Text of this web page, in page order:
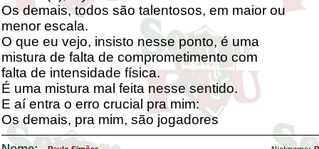
Os demais, todos são talentosos, em maior ou
menor escala.
O que eu vejo, insisto nesse ponto, é uma
mistura de falta de comprometimento com
falta de intensidade física.
É uma mistura mal feita nesse sentido.
E aí entra o erro crucial pra mim:
Os demais, pra mim, são jogadores